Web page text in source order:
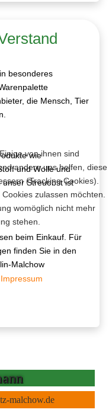
besonderes
die Mensch, Tier
wie
und Wolle und
unser Streuobst ist
beim Einkauf. Für
finden Sie in den
Malchow
malchow.de
von ihnen sind
andere uns helfen, diese
(Tracking Cookies).
zulassen möchten.
womöglich nicht mehr
stehen.
Impressum